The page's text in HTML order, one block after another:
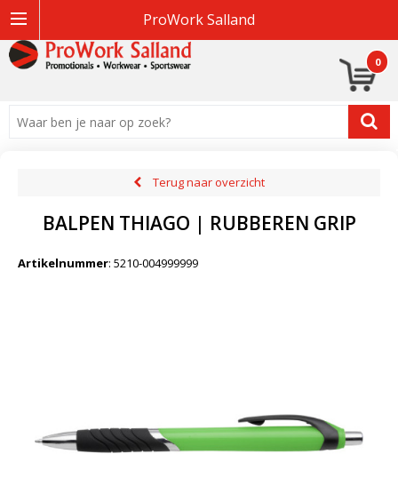
ProWork Salland
0
Terug naar overzicht
BALPEN THIAGO | RUBBEREN GRIP
Artikelnummer: 5210-004999999